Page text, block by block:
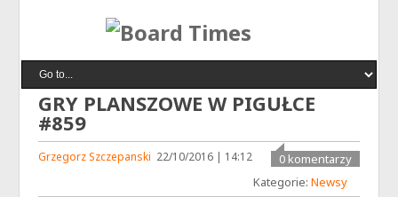
GRY PLANSZOWE W PIGUŁCE
#859
Grzegorz Szczepanski 22/10/2016 | 14:12
0 komentarzy
Kategorie:Newsy